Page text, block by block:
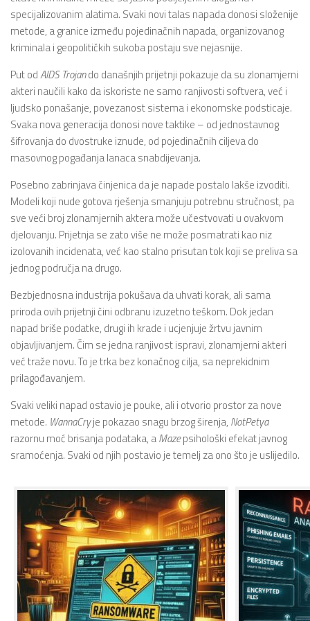
specijalizovanim alatima. Svaki novi talas napada donosi složenije
metode, a granice između pojedinačnih napada, organizovanog
kriminala i geopolitičkih sukoba postaju sve nejasnije.
Put odAIDS Trojando današnjih prijetnji pokazuje da su zlonamjerni
akteri naučili kako da iskoriste ne samo ranjivosti softvera, već i
ljudsko ponašanje, povezanost sistema i ekonomske podsticaje.
Svaka nova generacija donosi nove taktike – od jednostavnog
šifrovanja do dvostruke iznude, od pojedinačnih ciljeva do
masovnog pogađanja lanaca snabdijevanja.
Posebno zabrinjava činjenica da je napade postalo lakše izvoditi.
Modeli koji nude gotova rješenja smanjuju potrebnu stručnost, pa
sve veći broj zlonamjernih aktera može učestvovati u ovakvom
djelovanju. Prijetnja se zato više ne može posmatrati kao niz
izolovanih incidenata, već kao stalno prisutan tok koji se preliva sa
jednog područja na drugo.
Bezbjednosna industrija pokušava da uhvati korak, ali sama
priroda ovih prijetnji čini odbranu izuzetno teškom. Dok jedan
napad briše podatke, drugi ih krade i ucjenjuje žrtvu javnim
objavljivanjem. Čim se jedna ranjivost ispravi, zlonamjerni akteri
već traže novu. To je trka bez konačnog cilja, sa neprekidnim
prilagođavanjem.
Svaki veliki napad ostavio je pouke, ali i otvorio prostor za nove
metode. WannaCryje pokazao snagu brzog širenja, NotPetya
razornu moć brisanja podataka, aMazepsihološki efekat javnog
sramoćenja. Svaki od njih postavio je temelj za ono što je uslijedilo.